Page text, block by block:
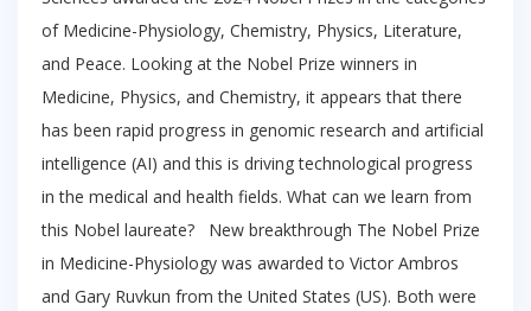
of Medicine-Physiology, Chemistry, Physics, Literature,
and Peace. Looking at the Nobel Prize winners in
Medicine, Physics, and Chemistry, it appears that there
has been rapid progress in genomic research and artificial
intelligence (AI) and this is driving technological progress
in the medical and health fields. What can we learn from
this Nobel laureate? New breakthrough The Nobel Prize
in Medicine-Physiology was awarded to Victor Ambros
and Gary Ruvkun from the United States (US). Both were